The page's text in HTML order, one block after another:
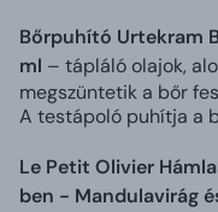
Bőrpuhító Urtekram
ml – tápláló olajok,
megszüntetik a bőr
A testápoló puhítja a
Le Petit Olivier
ben - Mandulavirág